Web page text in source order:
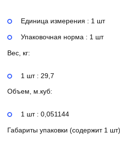
Единица измерения : 1 шт
Упаковочная норма : 1 шт
Вес, кг:
1 шт : 29,7
Объем, м.куб:
1 шт : 0,051144
Габариты упаковки (содержит 1